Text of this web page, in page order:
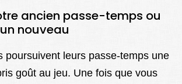
ancien passe-temps ou
nouveau
poursuivent leurs passe-temps une
goût au jeu. Une fois que vous